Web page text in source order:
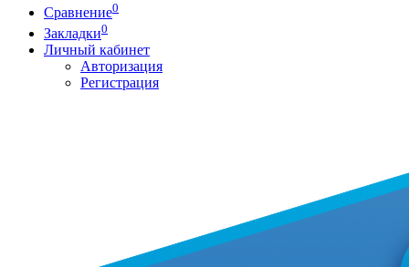
Сравнение0
Закладки0
Личный кабинет
Авторизация
Регистрация